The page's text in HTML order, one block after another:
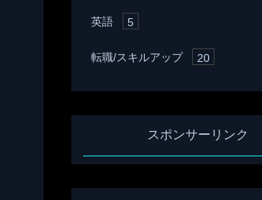
英語 5
転職/スキルアップ 20
スポンサーリンク